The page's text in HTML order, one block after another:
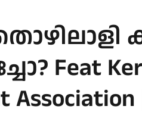
Feat
Association